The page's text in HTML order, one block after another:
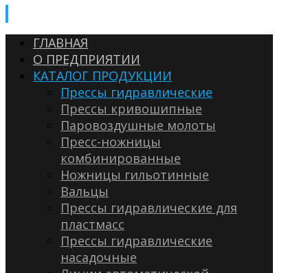
ГЛАВНАЯ
О ПРЕДПРИЯТИИ
КАТАЛОГ ПРОДУКЦИИ
Прессы гидравлические
Прессы кривошипные
Паровоздушные молоты
Пресс-ножницы
комбинированные
Ножницы гильотинные
Вальцы
Прессы гидравлические для
пластмасс
Прессы гидравлические
насадочные